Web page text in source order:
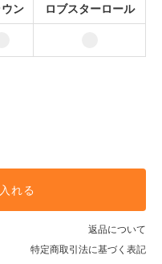
スターロール
ン ロブスターロール
れる
返品について
特定商取引法に基づく表記